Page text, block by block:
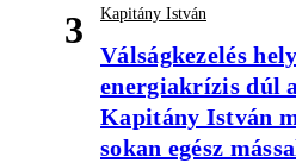
3 Kapitány István
Válságkezelés
energiakrízis dúl
Kapitány István
sokan egész